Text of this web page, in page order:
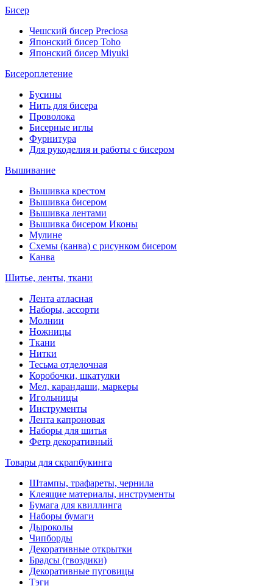
Бисер
Чешский бисер Preciosa
Японский бисер Toho
Японский бисер Miyuki
Бисероплетение
Бусины
Нить для бисера
Проволока
Бисерные иглы
Фурнитура
Для рукоделия и работы с бисером
Вышивание
Вышивка крестом
Вышивка бисером
Вышивка лентами
Вышивка бисером Иконы
Мулине
Схемы (канва) с рисунком бисером
Канва
Шитье, ленты, ткани
Лента атласная
Наборы, ассорти
Молнии
Ножницы
Ткани
Нитки
Тесьма отделочная
Коробочки, шкатулки
Мел, карандаши, маркеры
Игольницы
Инструменты
Лента капроновая
Наборы для шитья
Фетр декоративный
Товары для скрапбукинга
Штампы, трафареты, чернила
Клеящие материалы, инструменты
Бумага для квиллинга
Наборы бумаги
Дыроколы
Чипборды
Декоративные открытки
Брадсы (гвоздики)
Декоративные пуговицы
Тэги